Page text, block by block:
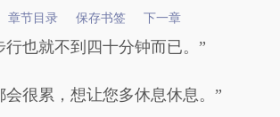
章节目录 保存书签 下一章
也就不到四十分钟而已。”
很累，想让您多休息休息。”